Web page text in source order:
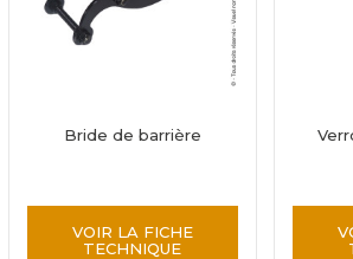
Bride de barrière
VOIR LA FICHE
TECHNIQUE